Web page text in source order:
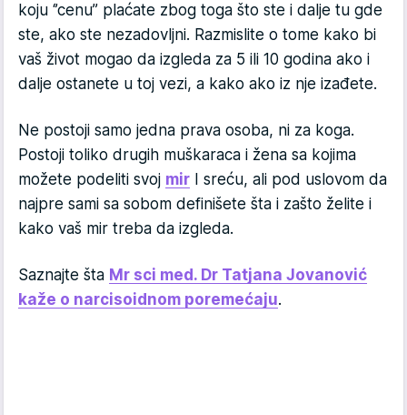
koju ‘’cenu’’ plaćate zbog toga što ste i dalje tu gde
ste, ako ste nezadovljni. Razmislite o tome kako bi
vaš život mogao da izgleda za 5 ili 10 godina ako i
dalje ostanete u toj vezi, a kako ako iz nje izađete.
Ne postoji samo jedna prava osoba, ni za koga.
Postoji toliko drugih muškaraca i žena sa kojima
možete podeliti svoj mir I sreću, ali pod uslovom da
najpre sami sa sobom definišete šta i zašto želite i
kako vaš mir treba da izgleda.
Saznajte šta Mr sci med. Dr Tatjana Jovanović
kaže o narcisoidnom poremećaju.